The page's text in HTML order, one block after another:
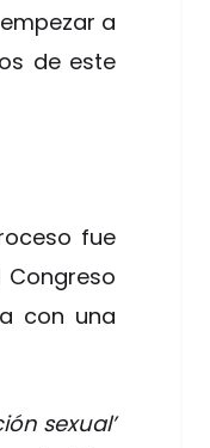
a
de este
fue
Congreso
con una
sexual’